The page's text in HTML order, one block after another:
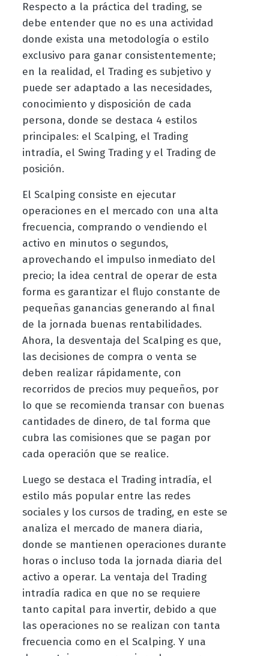
Respecto a la práctica del trading, se
debe entender que no es una actividad
donde exista una metodología o estilo
exclusivo para ganar consistentemente;
en la realidad, el Trading es subjetivo y
puede ser adaptado a las necesidades,
conocimiento y disposición de cada
persona, donde se destaca 4 estilos
principales: el Scalping, el Trading
intradía, el Swing Trading y el Trading de
posición.
El Scalping consiste en ejecutar
operaciones en el mercado con una alta
frecuencia, comprando o vendiendo el
activo en minutos o segundos,
aprovechando el impulso inmediato del
precio; la idea central de operar de esta
forma es garantizar el flujo constante de
pequeñas ganancias generando al final
de la jornada buenas rentabilidades.
Ahora, la desventaja del Scalping es que,
las decisiones de compra o venta se
deben realizar rápidamente, con
recorridos de precios muy pequeños, por
lo que se recomienda transar con buenas
cantidades de dinero, de tal forma que
cubra las comisiones que se pagan por
cada operación que se realice.
Luego se destaca el Trading intradía, el
estilo más popular entre las redes
sociales y los cursos de trading, en este se
analiza el mercado de manera diaria,
donde se mantienen operaciones durante
horas o incluso toda la jornada diaria del
activo a operar. La ventaja del Trading
intradía radica en que no se requiere
tanto capital para invertir, debido a que
las operaciones no se realizan con tanta
frecuencia como en el Scalping. Y una